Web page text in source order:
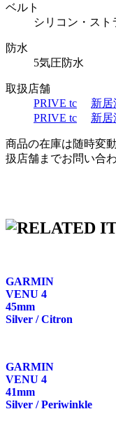
ベルト
シリコン・スト
防水
5気圧防水
取扱店舗
PRIVE tc
新居
PRIVE tc
新居
商品の在庫は随時変
扱店舗までお問い合
GARMIN
VENU 4
45mm
Silver / Citron
GARMIN
VENU 4
41mm
Silver / Periwinkle